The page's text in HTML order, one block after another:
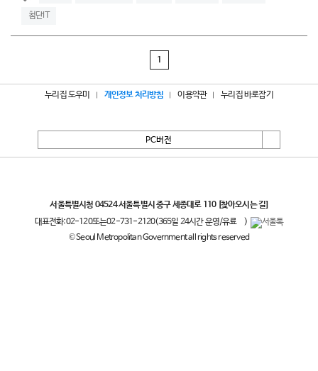
첨단IT
1
누리집 도우미 개인정보 처리방침 이용약관 누리집 바로잡기
PC버전
서울특별시청 04524 서울특별시 중구 세종대로 110 [찾아오시는 길]
대표전화:02-120또는02-731-2120(365일 24시간 운영/유료
)
© Seoul Metropolitan Government all rights reserved